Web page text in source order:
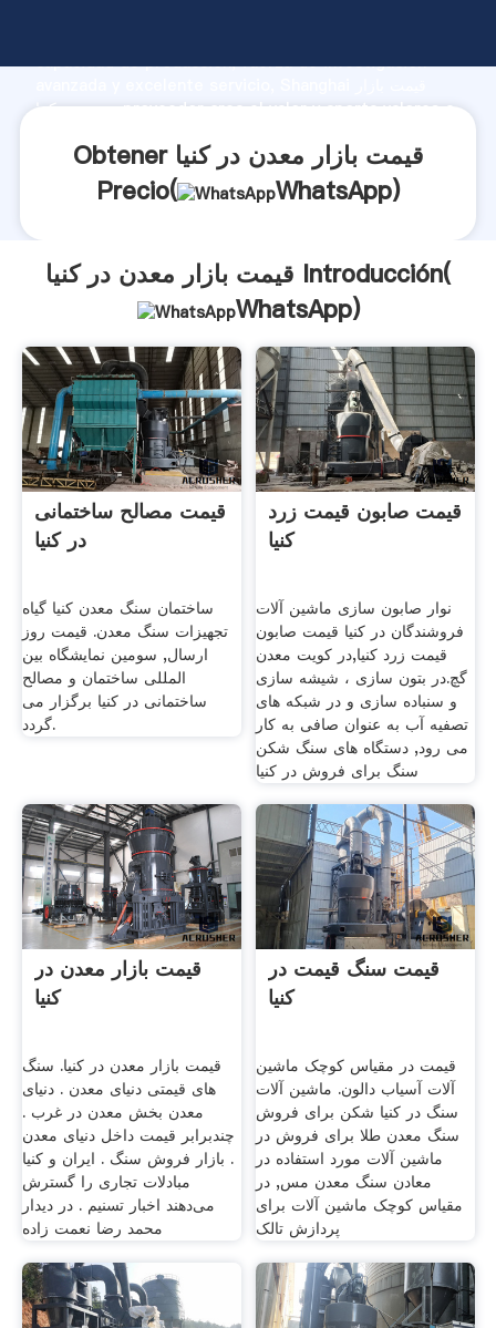
capacidad de producción, fuerza de investigación
معدن در کنیا proveedor crea el valor y aporta valores a
Obtener قیمت بازار معدن در کنیا
Precio(
WhatsApp)
قیمت بازار معدن در کنیا Introducción(
WhatsApp)
قیمت مصالح ساختمانی
در کنیا
ساختمان سنگ معدن کنیا گیاه
تجهیزات سنگ معدن. قیمت روز
ارسال, سومین نمایشگاه بین
المللی ساختمان و مصالح
ساختمانی در کنیا برگزار می
گردد.
قیمت صابون قیمت زرد
کنیا
نوار صابون سازی ماشین آلات
فروشندگان در کنیا قیمت صابون
قیمت زرد کنیا,در کویت معدن
گچ.در بتون سازی ، شیشه سازی
و سنباده سازی و در شبکه های
تصفیه آب به عنوان صافی به کار
می رود, دستگاه های سنگ شکن
سنگ برای فروش در کنیا
قیمت بازار معدن در
کنیا
قیمت بازار معدن در کنیا. سنگ
های قیمتی دنیای معدن . دنیای
معدن بخش معدن در غرب .
چندبرابر قیمت داخل دنیای معدن
. بازار فروش سنگ . ایران و کنیا
مبادلات تجاری را گسترش
می‌دهند اخبار تسنیم . در دیدار
محمد رضا نعمت زاده
قیمت سنگ قیمت در
کنیا
قیمت در مقیاس کوچک ماشین
آلات آسیاب دالون. ماشین آلات
سنگ در کنیا شکن برای فروش
سنگ معدن طلا برای فروش در
ماشین آلات مورد استفاده در
معادن سنگ معدن مس, در
مقیاس کوچک ماشین آلات برای
پردازش تالک